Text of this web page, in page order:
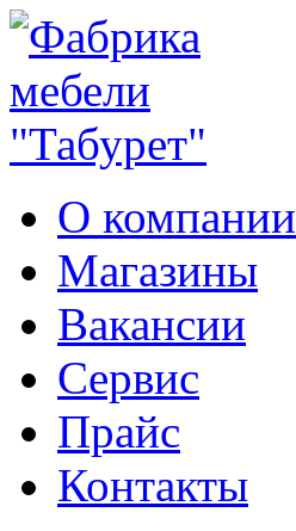
О компании
Магазины
Вакансии
Сервис
Прайс
Контакты